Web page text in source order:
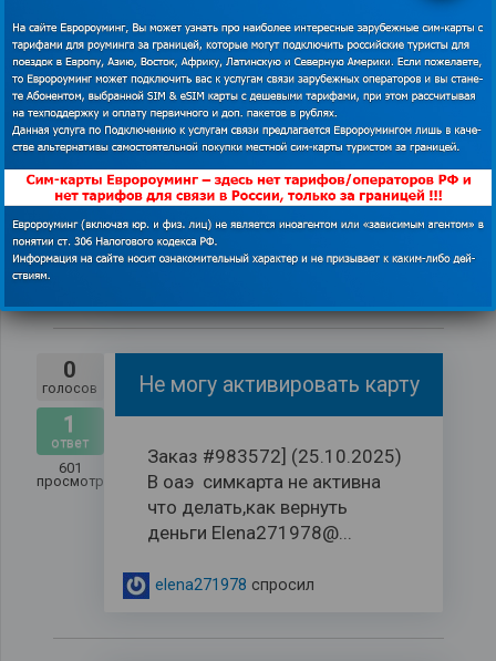
0
голосов
1
ответ
475
просмотров
Пакет услуг.
Оплатил пакет услуг. А в
корзину не сохранил, как
посмотреть, сколько гб
осталось?
0
голосов
1
ответ
601
просмотров
Не могу активировать карту
Заказ #983572] (25.10.2025)
В оаэ симкарта не активна
что делать,как вернуть
деньги Elena271978@...
elena271978 спросил